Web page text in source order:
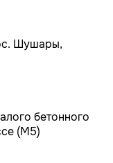
Шушары,
бетонного
(М5)